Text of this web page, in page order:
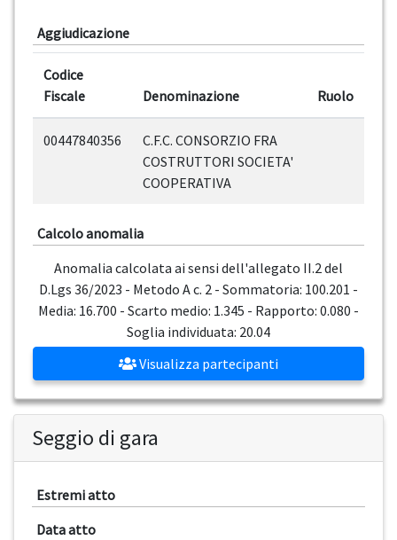
Aggiudicazione
Codice
Fiscale
Denominazione Ruolo
00447840356
C.F.C. CONSORZIO FRA
COSTRUTTORI SOCIETA'
COOPERATIVA
Calcolo anomalia
Anomalia calcolata ai sensi dell'allegato II.2 del
D.Lgs 36/2023 - Metodo A c. 2 - Sommatoria: 100.201 -
Media: 16.700 - Scarto medio: 1.345 - Rapporto: 0.080 -
Soglia individuata: 20.04
Visualizza partecipanti
Seggio di gara
Estremi atto
Data atto